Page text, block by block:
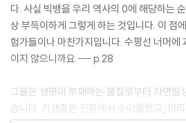
다. 사실 빅뱅을 우리 역사의 0에 해당하는
상 부득이하게 그렇게 하는 것입니다. 이 점
험가들이나 마찬가지입니다. 수평선 너머에
이지 않으니까요 --- p.28
그들은 생명이 부패하는 물질로부터 자연발
습니다. 기생충은 진흙에서 솟아올랐고, 파